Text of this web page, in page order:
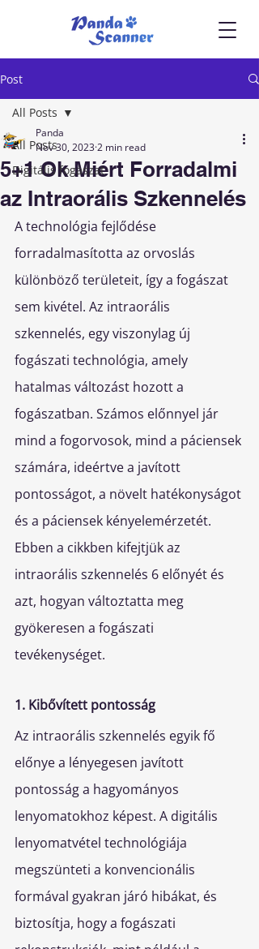
Post
All Posts
Digitális fogászat
All Posts
5+1 Ok Miért Forradalmi
az Intraorális Szkennelés
Panda
Nov 30, 20232 min read
A technológia fejlődése
forradalmasította az orvoslás
különböző területeit, így a fogászat
sem kivétel. Az intraorális
szkennelés, egy viszonylag új
fogászati technológia, amely
hatalmas változást hozott a
fogászatban. Számos előnnyel jár
mind a fogorvosok, mind a páciensek
számára, ideértve a javított
pontosságot, a növelt hatékonyságot
és a páciensek kényelemérzetét.
Ebben a cikkben kifejtjük az
intraorális szkennelés 6 előnyét és
azt, hogyan változtatta meg
gyökeresen a fogászati
tevékenységet.
1. Kibővített pontosság
Az intraorális szkennelés egyik fő
előnye a lényegesen javított
pontosság a hagyományos
lenyomatokhoz képest. A digitális
lenyomatvétel technológiája
megszünteti a konvencionális
formával gyakran járó hibákat, és
biztosítja, hogy a fogászati